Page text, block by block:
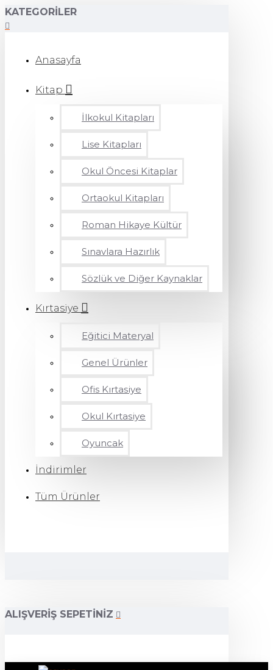
KATEGORILER
Anasayfa
Kitap
İlkokul Kitapları
Lise Kitapları
Okul Öncesi Kitaplar
Ortaokul Kitapları
Roman Hikaye Kültür
Sınavlara Hazırlık
Sözlük ve Diğer Kaynaklar
Kırtasiye
Eğitici Materyal
Genel Ürünler
Ofis Kırtasiye
Okul Kırtasiye
Oyuncak
İndirimler
Tüm Ürünler
ALIŞVERIŞ SEPETINIZ